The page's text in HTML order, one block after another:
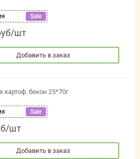
Sale
шт
Добавить в заказ
картоф. бекон 25*70г
Sale
шт
Добавить в заказ